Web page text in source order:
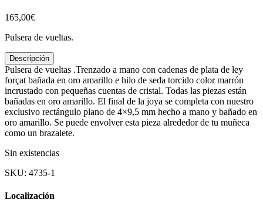
165,00€
Pulsera de vueltas.
Descripción
Pulsera de vueltas .Trenzado a mano con cadenas de plata de ley
forçat bañada en oro amarillo e hilo de seda torcido color marrón
incrustado con pequeñas cuentas de cristal. Todas las piezas están
bañadas en oro amarillo. El final de la joya se completa con nuestro
exclusivo rectángulo plano de 4×9,5 mm hecho a mano y bañado en
oro amarillo. Se puede envolver esta pieza alrededor de tu muñeca
como un brazalete.
Sin existencias
SKU: 4735-1
Localización